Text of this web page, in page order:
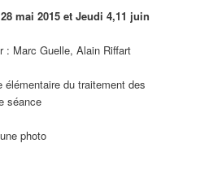
mai 2015 et Jeudi 4,11 juin
: Marc Guelle, Alain Riffart
du traitement des
séance
photo